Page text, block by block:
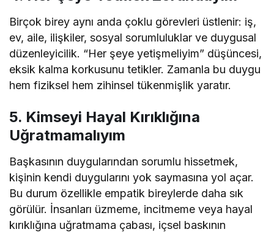
Birçok birey aynı anda çoklu görevleri üstlenir: iş,
ev, aile, ilişkiler, sosyal sorumluluklar ve duygusal
düzenleyicilik. “Her şeye yetişmeliyim” düşüncesi,
eksik kalma korkusunu tetikler. Zamanla bu duygu
hem fiziksel hem zihinsel tükenmişlik yaratır.
5. Kimseyi Hayal Kırıklığına
Uğratmamalıyım
Başkasının duygularından sorumlu hissetmek,
kişinin kendi duygularını yok saymasına yol açar.
Bu durum özellikle empatik bireylerde daha sık
görülür. İnsanları üzmeme, incitmeme veya hayal
kırıklığına uğratmama çabası, içsel baskının